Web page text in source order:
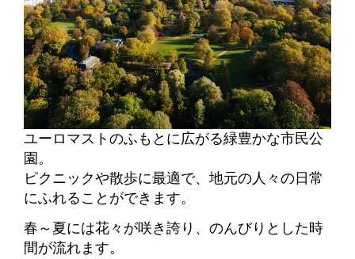
ユーロマストのふもとに広がる緑豊かな市民公
園。
ピクニックや散歩に最適で、地元の人々の日常
にふれることができます。
春～夏には花々が咲き誇り、のんびりとした時
間が流れます。